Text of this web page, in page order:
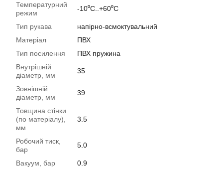
Температурний
режим
-10⁰С..+60⁰С
Тип рукава
напірно-всмоктувальний
Матеріал
ПВХ
Тип посилення
ПВХ пружина
Внутрішній
діаметр, мм
35
Зовнішній
діаметр, мм
39
Товщина стінки
(по матеріалу),
мм
3.5
Робочий тиск,
бар
5.0
Вакуум, бар
0.9